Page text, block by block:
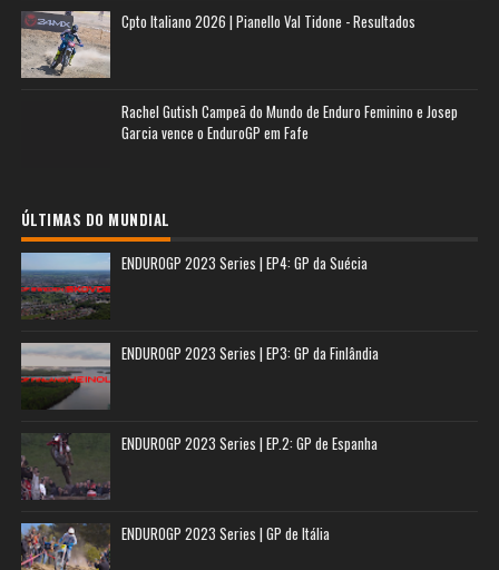
Cpto Italiano 2026 | Pianello Val Tidone - Resultados
Rachel Gutish Campeã do Mundo de Enduro Feminino e Josep
Garcia vence o EnduroGP em Fafe
ÚLTIMAS DO MUNDIAL
ENDUROGP 2023 Series | EP4: GP da Suécia
ENDUROGP 2023 Series | EP3: GP da Finlândia
ENDUROGP 2023 Series | EP.2: GP de Espanha
ENDUROGP 2023 Series | GP de Itália